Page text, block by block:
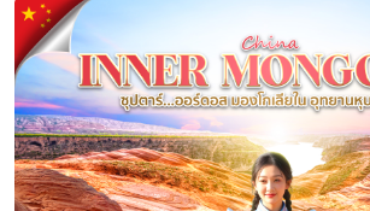
รอบกองไฟ | Day 4: ชมพระอาทิตย์ขึ้นที่ทุ่งหญ้
เมืองออร์ดอส | Day 5: ร้านสินค้าพื้นเมืองจาก
หลาน – อิเค่อาโอเป่า – ถนนคนเดินคังปาสือ
ส.ค. 19-23
ก.ย. 2-6 / 16-20 / 30-4
ดูช่วง